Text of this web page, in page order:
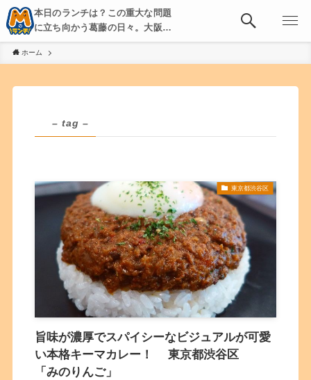
本日のランチは？この重大な問題
に立ち向かう葛藤の日々。大阪・
京都・神戸を中心とした食べ歩
き、飲み歩きを綴る。
ホーム
– tag –
東京都渋谷区
旨味が濃厚でスパイシーなビジュアルが可愛
い本格キーマカレー！ 東京都渋谷区
「みのりんご」